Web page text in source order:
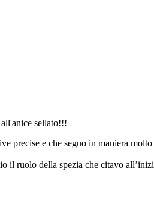
sellato!!!
precise e che seguo in maniera
il ruolo della spezia che citavo